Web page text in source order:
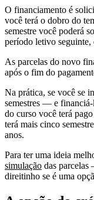
O financiamento é
você terá o dobro do
semestre você poderá
período letivo seguinte,
As parcelas do novo
após o fim do
Na prática, se você se
semestres — e
do curso você terá
terá mais cinco
anos.
Para ter uma ideia
simulação das
direitinho se é uma